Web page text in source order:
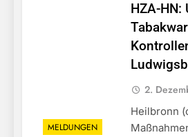
MELDUNGEN
HZA-HN:
2.
Heilbronn